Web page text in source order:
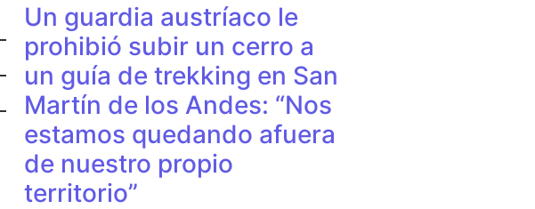
Un guardia austríaco le
prohibió subir un cerro a
un guía de trekking en San
Martín de los Andes: “Nos
estamos quedando afuera
de nuestro propio
territorio”